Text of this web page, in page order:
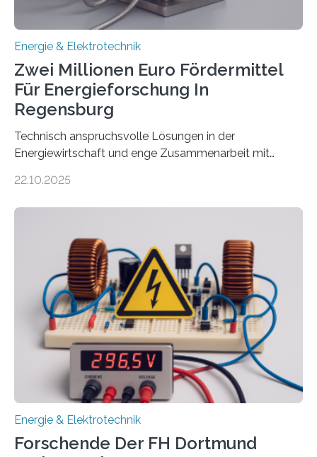
Energie & Elektrotechnik
Zwei Millionen Euro Fördermittel
Für Energieforschung In
Regensburg
Technisch anspruchsvolle Lösungen in der
Energiewirtschaft und enge Zusammenarbeit mit
neuen EU-geförderten Transfer-Projekte zu
Energietechnologien werden vom Europäischen
Sozialfonds Plus (ESF+) gefördert – mit einer
Gesamtsumme von mehr als zwei Millionen Euro.
Damit zählt die Hochschule zu den großen
Gewinnerinnen der aktuellen Förderrunde des
Bayerischen Wissenschaftsministeriums. Im
Mittelpunkt steht der direkte Wissenstransfer: Neue
wissenschaftliche Erkenntnisse sollen rasch in die
22.10.2025
Energie & Elektrotechnik
Forschende Der FH Dortmund